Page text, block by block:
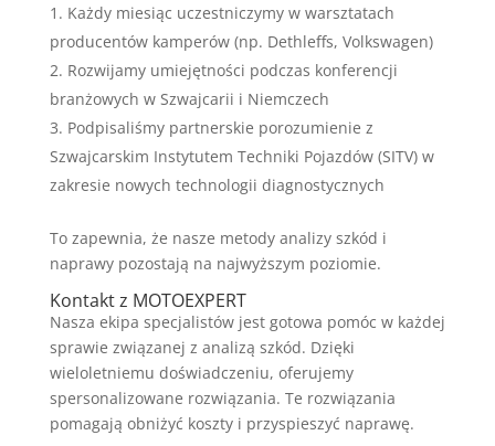
Każdy miesiąc uczestniczymy w warsztatach
producentów kamperów (np. Dethleffs, Volkswagen)
Rozwijamy umiejętności podczas konferencji
branżowych w Szwajcarii i Niemczech
Podpisaliśmy partnerskie porozumienie z
Szwajcarskim Instytutem Techniki Pojazdów (SITV) w
zakresie nowych technologii diagnostycznych
To zapewnia, że nasze metody analizy szkód i
naprawy pozostają na najwyższym poziomie.
Kontakt z MOTOEXPERT
Nasza ekipa specjalistów jest gotowa pomóc w każdej
sprawie związanej z analizą szkód. Dzięki
wieloletniemu doświadczeniu, oferujemy
spersonalizowane rozwiązania. Te rozwiązania
pomagają obniżyć koszty i przyspieszyć naprawę.